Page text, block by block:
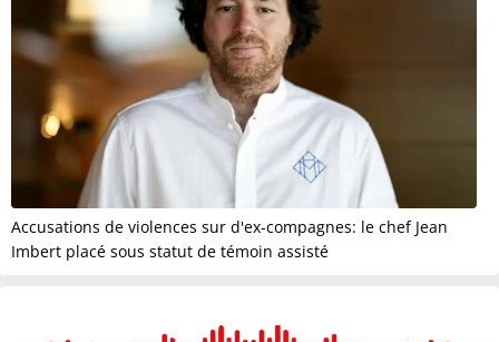
Accusations de violences sur d'ex-compagnes: le chef Jean
Imbert placé sous statut de témoin assisté